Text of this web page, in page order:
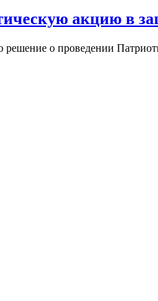
акцию в
о проведении